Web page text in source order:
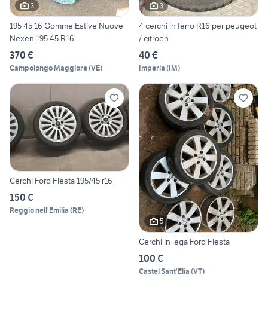
3
195 45 16 Gomme Estive Nuove
Nexen 195 45 R16
370 €
Campolongo Maggiore(VE)
3
4 cerchi in ferro R16 per peugeot
/ citroen
40 €
Imperia (IM)
Cerchi Ford Fiesta 195/45 r16
150 €
Reggio nell'Emilia (RE)
5
Cerchi in lega Ford Fiesta
100 €
Castel Sant'Elia (VT)